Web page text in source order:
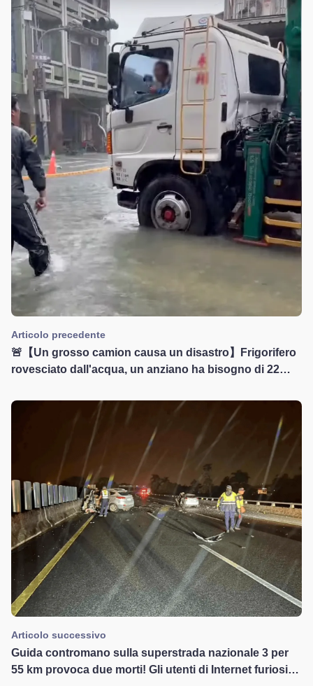
Articolo precedente
🚨【Un grosso camion causa un disastro】Frigorifero
rovesciato dall'acqua, un anziano ha bisogno di 22
attraversano tratti allagati
Articolo successivo
Guida contromano sulla superstrada nazionale 3 per
55 km provoca due morti! Gli utenti di Internet furiosi: